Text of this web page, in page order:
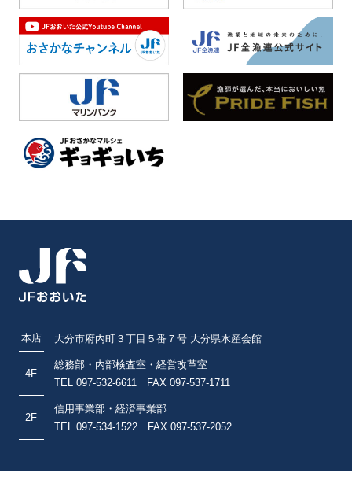
本店 大分市府内町３丁目５番７号 大分県水産会館
4F
総務部・内部検査室・経営改革室
TEL 097-532-6611 FAX 097-537-1711
2F
信用事業部・経済事業部
TEL 097-534-1522 FAX 097-537-2052